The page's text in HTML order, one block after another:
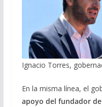
Ignacio Torres,
En la misma línea, el
apoyo del fundador